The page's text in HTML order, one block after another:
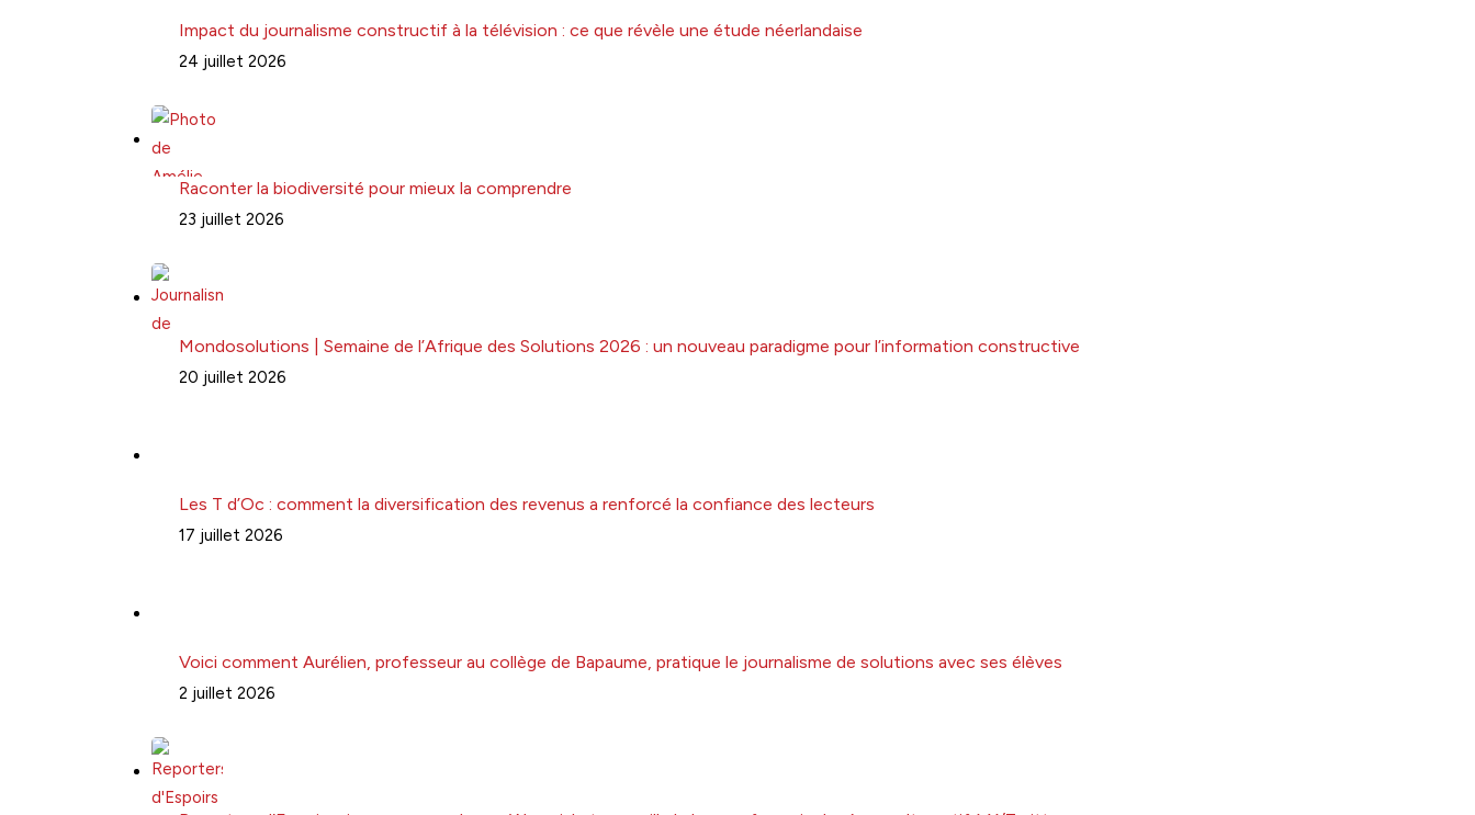
Impact du journalisme constructif à la télévision : ce que révèle une étude néerlandaise
24 juillet 2026
Raconter la biodiversité pour mieux la comprendre
23 juillet 2026
Mondosolutions | Semaine de l’Afrique des Solutions 2026 : un nouveau paradigme pour l’information constructive
20 juillet 2026
Les T d’Oc : comment la diversification des revenus a renforcé la confiance des lecteurs
17 juillet 2026
Voici comment Aurélien, professeur au collège de Bapaume, pratique le journalisme de solutions avec ses élèves
2 juillet 2026